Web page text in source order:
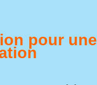
pour une